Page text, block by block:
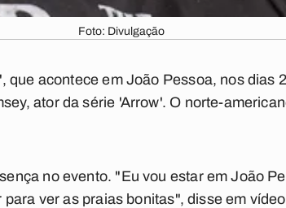
Foto: Divulgação
que acontece em João Pessoa, nos dias
ator da série 'Arrow'. O norte-
no evento. "Eu vou estar em João
ver as praias bonitas", disse em